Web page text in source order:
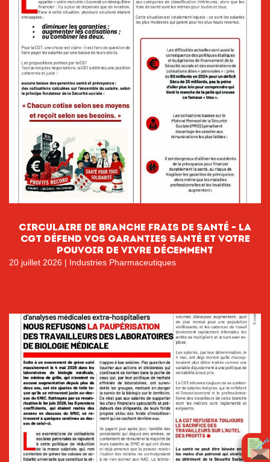
circulaire de branche FRAIS DE SANTÉ – LA
CGT DÉFEND VOS GARANTIES SANTÉ ET VOTRE
POUVOIR DE VIVRE DÉCEMMENT
20 juillet 2026 | Industries Pharmaceutiques